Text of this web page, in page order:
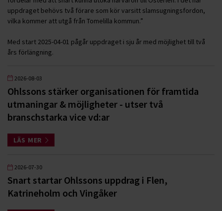
uppdraget behövs två förare som kör varsitt slamsugningsfordon,
vilka kommer att utgå från Tomelilla kommun.”
Med start 2025-04-01 pågår uppdraget i sju år med möjlighet till två
års förlängning.
2026-08-03
Ohlssons stärker organisationen för framtida
utmaningar & möjligheter - utser två
branschstarka vice vd:ar
LÄS MER
2026-07-30
Snart startar Ohlssons uppdrag i Flen,
Katrineholm och Vingåker